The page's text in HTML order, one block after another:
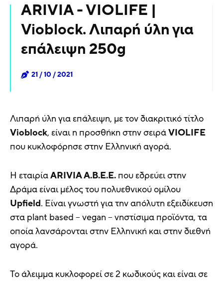
ARIVIA - VIOLIFE |
Vioblock. Λιπαρή ύλη για
επάλειψη 250g
21 / 10 / 2021
Λιπαρή ύλη για επάλειψη, με τον διακριτικό τίτλο
Vioblock, είναι η προσθήκη στην σειράVIOLIFE
που κυκλοφόρησε στην Ελληνική αγορά.
Η εταιρίαARIVIA Α.Β.Ε.Ε. που εδρεύει στην
Δράμα είναι μέλος του πολυεθνικού ομίλου
Upfield. Eίναι γνωστή για την απόλυτη εξειδίκευση
στα plant based – vegan – νηστίσιμα προϊόντα, τα
οποία λανσάρονται στην Ελληνική και στην διεθνή
αγορά.
Το άλειμμα κυκλοφορεί σε 2 κωδικούς και είναι σε